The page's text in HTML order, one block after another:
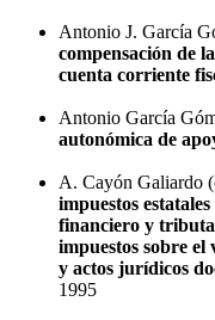
Antonio J. García
compensación de
cuenta corriente
Antonio García
autonómica de
A. Cayón Galiardo
impuestos
financiero y
impuestos sobre
y actos jurídicos
1995